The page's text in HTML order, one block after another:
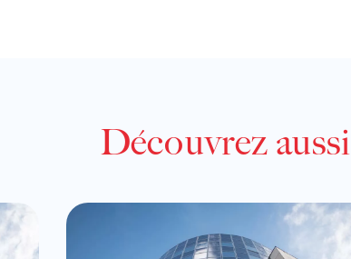
Découvrez aussi